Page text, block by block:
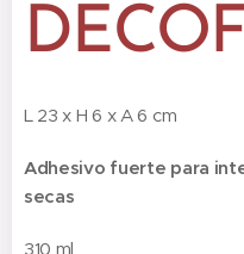
L 23 x H 6 x A 6 cm
Adhesivo fuerte para
secas
310 ml